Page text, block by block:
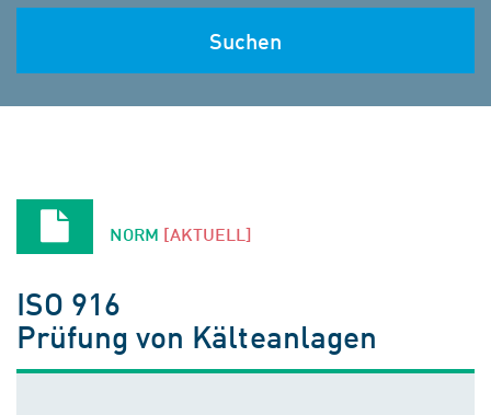
Suchen
NORM [AKTUELL]
ISO 916
Prüfung von Kälteanlagen